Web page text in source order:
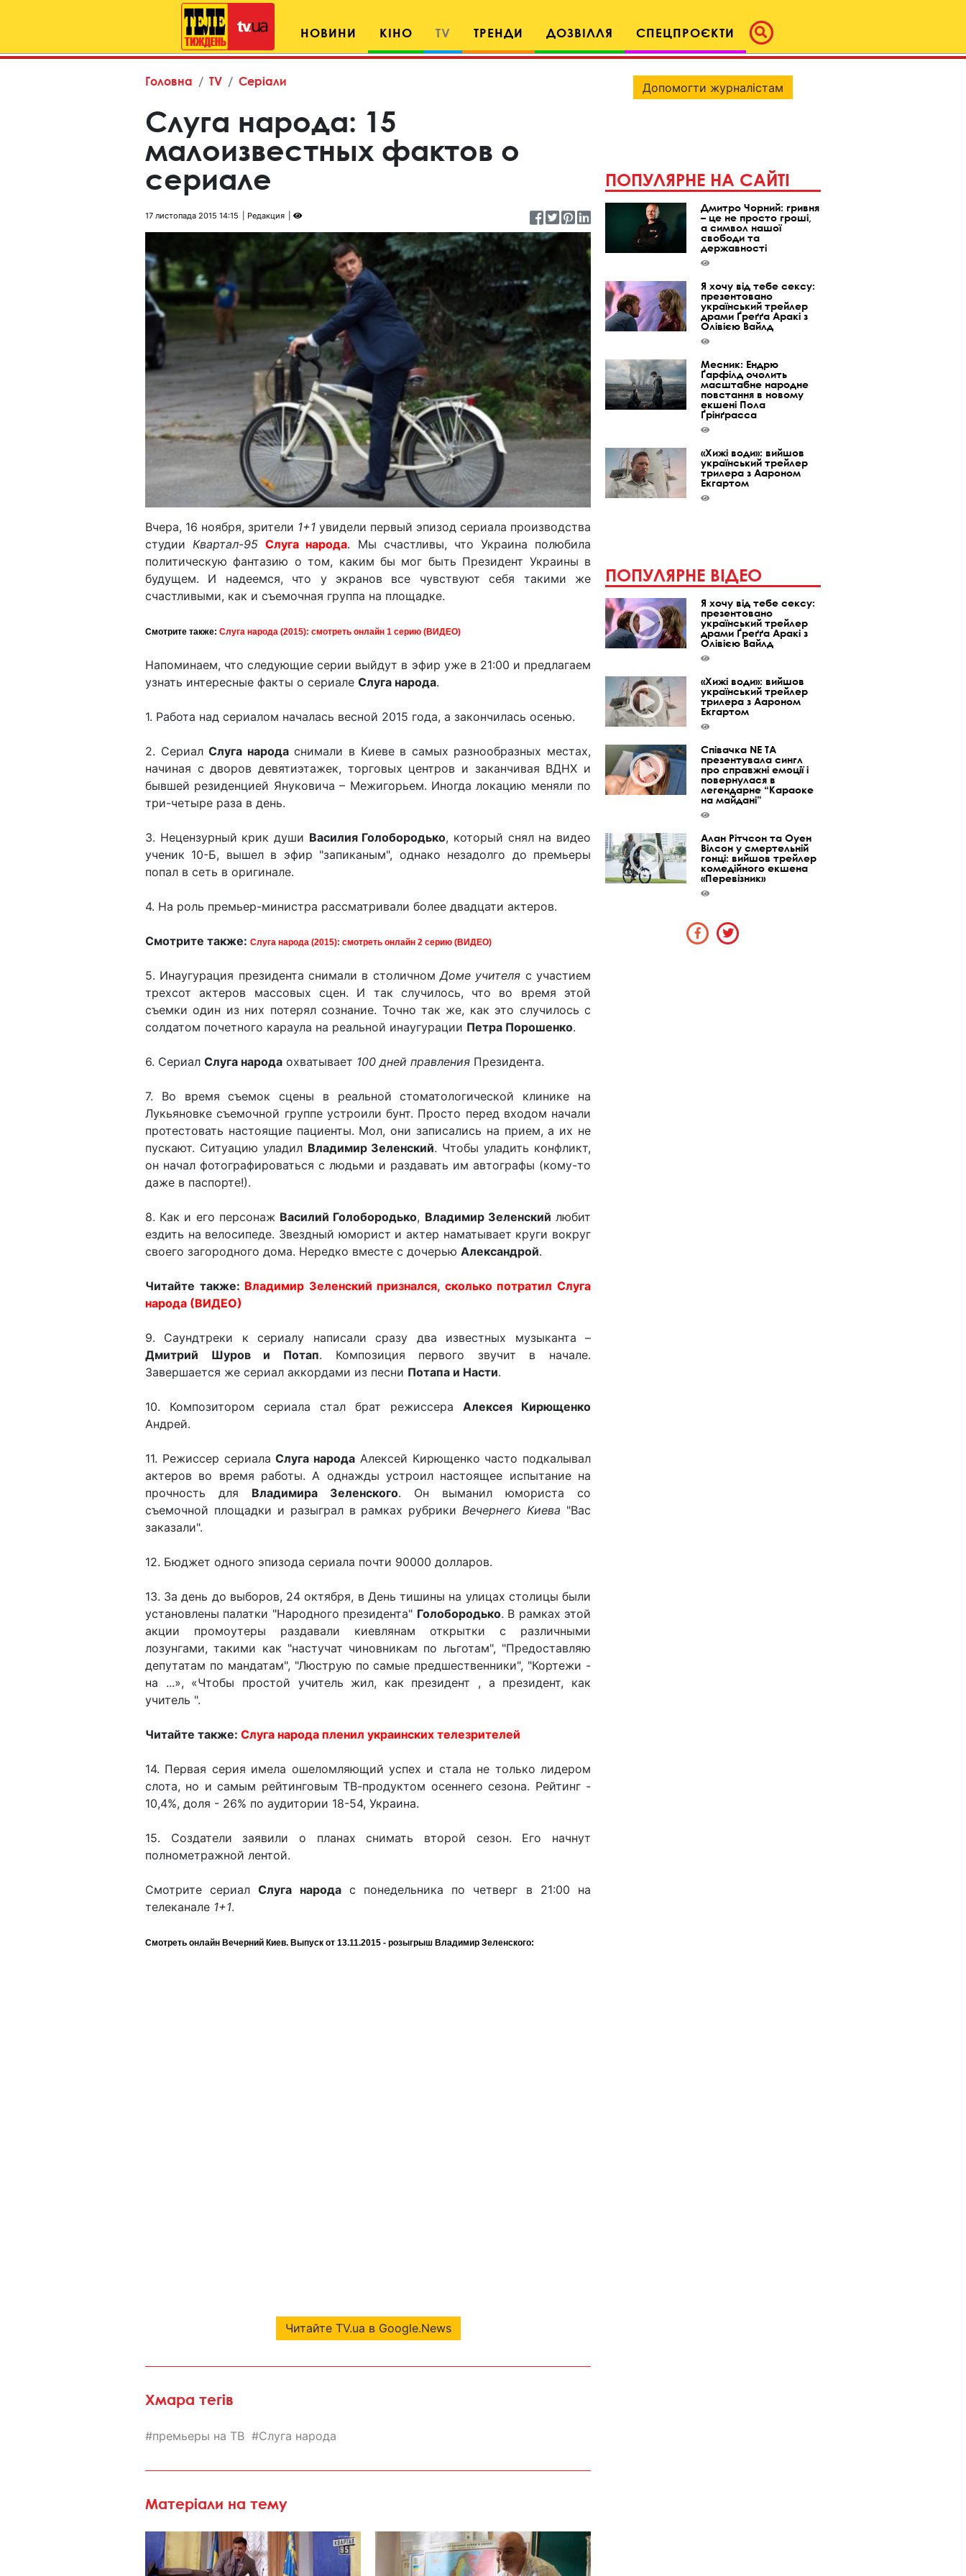
НОВИНИ КІНО TV ТРЕНДИ ДОЗВІЛЛЯ СПЕЦПРОЄКТИ
Головна TV Серіали
Слуга народа: 15
малоизвестных фактов о
сериале
17 листопада 2015 14:15 Редакция
Вчера, 16 ноября, зрители 1+1 увидели первый эпизод сериала производства
студии Квартал-95 Слуга народа. Мы счастливы, что Украина полюбила
политическую фантазию о том, каким бы мог быть Президент Украины в
будущем. И надеемся, что у экранов все чувствуют себя такими же
счастливыми, как и съемочная группа на площадке.
Смотрите также: Слуга народа (2015): смотреть онлайн 1 серию (ВИДЕО)
Напоминаем, что следующие серии выйдут в эфир уже в 21:00 и предлагаем
узнать интересные факты о сериале Слуга народа.
1. Работа над сериалом началась весной 2015 года, а закончилась осенью.
2. СериалСлуга народаснимали в Киеве в самых разнообразных местах,
начиная с дворов девятиэтажек, торговых центров и заканчивая ВДНХ и
бывшей резиденцией Януковича – Межигорьем. Иногда локацию меняли по
три-четыре раза в день.
3. Нецензурный крик души Василия Голобородько, который снял на видео
ученик 10-Б, вышел в эфир "запиканым", однако незадолго до премьеры
попал в сеть в оригинале.
4. На роль премьер-министра рассматривали более двадцати актеров.
Смотрите также: Слуга народа (2015): смотреть онлайн 2 серию (ВИДЕО)
5. Инаугурация президента снимали в столичном Доме учителя с участием
трехсот актеров массовых сцен. И так случилось, что во время этой
съемки один из них потерял сознание. Точно так же, как это случилось с
солдатом почетного караула на реальной инаугурации Петра Порошенко.
6. Сериал Слуга народа охватывает 100 дней правления Президента.
7. Во время съемок сцены в реальной стоматологической клинике на
Лукьяновке съемочной группе устроили бунт. Просто перед входом начали
протестовать настоящие пациенты. Мол, они записались на прием, а их не
пускают. Ситуацию уладил Владимир Зеленский. Чтобы уладить конфликт,
он начал фотографироваться с людьми и раздавать им автографы (кому-то
даже в паспорте!).
8. Как и его персонаж Василий Голобородько, Владимир Зеленский любит
ездить на велосипеде. Звездный юморист и актер наматывает круги вокруг
своего загородного дома. Нередко вместе с дочерью Александрой.
Читайте также: Владимир Зеленский признался, сколько потратил Слуга
народа (ВИДЕО)
9. Саундтреки к сериалу написали сразу два известных музыканта –
Дмитрий Шуров и Потап. Композиция первого звучит в начале.
Завершается же сериал аккордами из песни Потапа и Насти.
10. Композитором сериала стал брат режиссера Алексея Кирющенко
Андрей.
11. Режиссер сериалаСлуга народа Алексей Кирющенко часто подкалывал
актеров во время работы. А однажды устроил настоящее испытание на
прочность для Владимира Зеленского. Он выманил юмориста со
съемочной площадки и разыграл в рамках рубрики Вечернего Киева "Вас
заказали".
12. Бюджет одного эпизода сериала почти 90000 долларов.
13. За день до выборов, 24 октября, в День тишины на улицах столицы были
установлены палатки "Народного президента" Голобородько. В рамках этой
акции промоутеры раздавали киевлянам открытки с различными
лозунгами, такими как "настучат чиновникам по льготам", "Предоставляю
депутатам по мандатам", "Люструю по самые предшественники", "Кортежи -
на ...», «Чтобы простой учитель жил, как президент , а президент, как
учитель ".
Читайте также: Слуга народа пленил украинских телезрителей
14. Первая серия имела ошеломляющий успех и стала не только лидером
слота, но и самым рейтинговым ТВ-продуктом осеннего сезона. Рейтинг -
10,4%, доля - 26% по аудитории 18-54, Украина.
15. Создатели заявили о планах снимать второй сезон. Его начнут
полнометражной лентой.
Смотрите сериалСлуга народас понедельника по четверг в 21:00 на
телеканале 1+1.
Смотреть онлайн Вечерний Киев. Выпуск от 13.11.2015 - розыгрыш Владимир Зеленского:
Читайте TV.ua в Google.News
Хмара тегів
премьеры на ТВ Слуга народа
Матеріали на тему
Допомогти журналістам
ПОПУЛЯРНЕ НА САЙТІ
Дмитро Чорний: гривня
– це не просто гроші,
а символ нашої
свободи та
державності
Я хочу від тебе сексу:
презентовано
український трейлер
драми Ґреґґа Аракі з
Олівією Вайлд
Месник: Ендрю
Ґарфілд очолить
масштабне народне
повстання в новому
екшені Пола
Ґрінґрасса
«Хижі води»: вийшов
український трейлер
трилера з Аароном
Екгартом
ПОПУЛЯРНЕ ВІДЕО
Я хочу від тебе сексу:
презентовано
український трейлер
драми Ґреґґа Аракі з
Олівією Вайлд
«Хижі води»: вийшов
український трейлер
трилера з Аароном
Екгартом
Співачка NE TA
презентувала сингл
про справжні емоції і
повернулася в
легендарне “Караоке
на майдані”
Алан Рітчсон та Оуен
Вілсон у смертельній
гонці: вийшов трейлер
комедійного екшена
«Перевізник»